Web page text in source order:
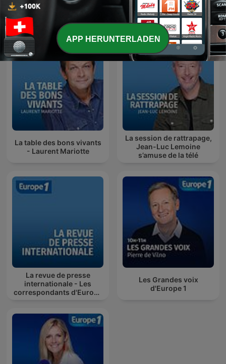
Libre antenne
Il n'y a pas qu'une vie dans
la vie - Isabelle Morizet
La table des bons vivants
- Laurent Mariotte
La session de rattrapage,
Jean-Luc Lemoine
s’amuse de la télé
La revue de presse
internationale - Les
correspondants d'Europe
Les Grandes voix
d'Europe 1
APP HERUNTERLADEN